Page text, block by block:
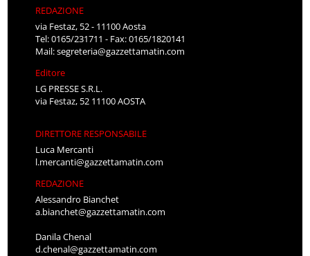
REDAZIONE
via Festaz, 52 - 11100 Aosta
Tel: 0165/231711 - Fax: 0165/1820141
Mail:segreteria@gazzettamatin.com
Editore
LG PRESSE S.R.L.
via Festaz, 52 11100 AOSTA
DIRETTORE RESPONSABILE
Luca Mercanti
l.mercanti@gazzettamatin.com
REDAZIONE
Alessandro Bianchet
a.bianchet@gazzettamatin.com
Danila Chenal
d.chenal@gazzettamatin.com